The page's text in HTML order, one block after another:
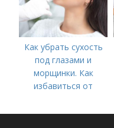
Как убрать сухость
под глазами и
морщинки. Как
избавиться от
косметологические